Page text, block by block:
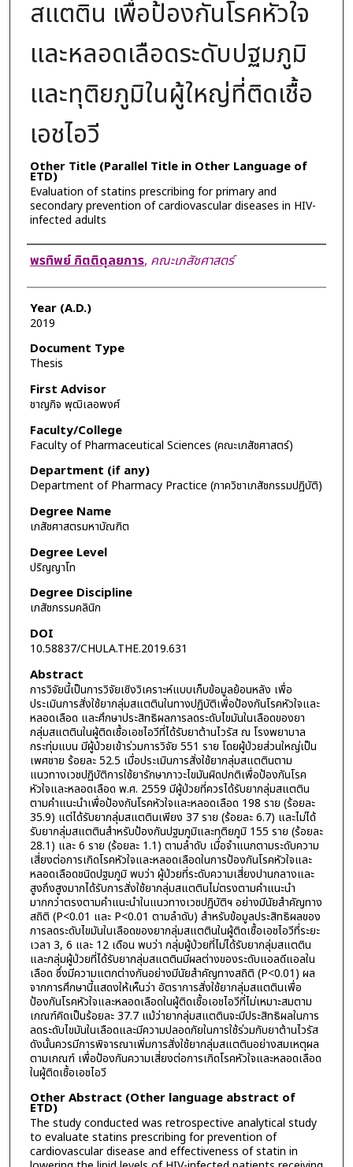
สแตติน เพื่อป้องกันโรคหัวใจ
และหลอดเลือดระดับปฐมภูมิ
และทุติยภูมิในผู้ใหญ่ที่ติดเชื้อ
เอชไอวี
Other Title (Parallel Title in Other Language of
ETD)
Evaluation of statins prescribing for primary and
secondary prevention of cardiovascular diseases in HIV-
infected adults
Author
พรทิพย์ กิตติดุลยการ, คณะเภสัชศาสตร์
Year (A.D.)
2019
Document Type
Thesis
First Advisor
ชาญกิจ พุฒิเลอพงศ์
Faculty/College
Faculty of Pharmaceutical Sciences (คณะเภสัชศาสตร์)
Department (if any)
Department of Pharmacy Practice (ภาควิชาเภสัชกรรมปฏิบัติ)
Degree Name
เภสัชศาสตรมหาบัณฑิต
Degree Level
ปริญญาโท
Degree Discipline
เภสัชกรรมคลินิก
DOI
10.58837/CHULA.THE.2019.631
Abstract
การวิจัยนี้เป็นการวิจัยเชิงวิเคราะห์แบบเก็บข้อมูลย้อนหลัง เพื่อ
ประเมินการสั่งใช้ยากลุ่มสแตตินในทางปฏิบัติเพื่อป้องกันโรคหัวใจและ
หลอดเลือด และศึกษาประสิทธิผลการลดระดับไขมันในเลือดของยา
กลุ่มสแตตินในผู้ติดเชื้อเอชไอวีที่ได้รับยาต้านไวรัส ณ โรงพยาบาล
กระทุ่มแบน มีผู้ป่วยเข้าร่วมการวิจัย 551 ราย โดยผู้ป่วยส่วนใหญ่เป็น
เพศชาย ร้อยละ 52.5 เมื่อประเมินการสั่งใช้ยากลุ่มสแตตินตาม
แนวทางเวชปฏิบัติการใช้ยารักษาภาวะไขมันผิดปกติเพื่อป้องกันโรค
หัวใจและหลอดเลือด พ.ศ. 2559 มีผู้ป่วยที่ควรได้รับยากลุ่มสแตติน
ตามคำแนะนำเพื่อป้องกันโรคหัวใจและหลอดเลือด 198 ราย (ร้อยละ
35.9) แต่ได้รับยากลุ่มสแตตินเพียง 37 ราย (ร้อยละ 6.7) และไม่ได้
รับยากลุ่มสแตตินสำหรับป้องกันปฐมภูมิและทุติยภูมิ 155 ราย (ร้อยละ
28.1) และ 6 ราย (ร้อยละ 1.1) ตามลำดับ เมื่อจำแนกตามระดับความ
เสี่ยงต่อการเกิดโรคหัวใจและหลอดเลือดในการป้องกันโรคหัวใจและ
หลอดเลือดชนิดปฐมภูมิ พบว่า ผู้ป่วยที่ระดับความเสี่ยงปานกลางและ
สูงถึงสูงมากได้รับการสั่งใช้ยากลุ่มสแตตินไม่ตรงตามคำแนะนำ
มากกว่าตรงตามคำแนะนำในแนวทางเวชปฏิบัติฯ อย่างมีนัยสำคัญทาง
สถิติ (P<0.01 และ P<0.01 ตามลำดับ) สำหรับข้อมูลประสิทธิผลของ
การลดระดับไขมันในเลือดของยากลุ่มสแตตินในผู้ติดเชื้อเอชไอวีที่ระยะ
เวลา 3, 6 และ 12 เดือน พบว่า กลุ่มผู้ป่วยที่ไม่ได้รับยากลุ่มสแตติน
และกลุ่มผู้ป่วยที่ได้รับยากลุ่มสแตตินมีผลต่างของระดับแอลดีแอลใน
เลือด ซึ่งมีความแตกต่างกันอย่างมีนัยสำคัญทางสถิติ (P<0.01) ผล
จากการศึกษานี้แสดงให้เห็นว่า อัตราการสั่งใช้ยากลุ่มสแตตินเพื่อ
ป้องกันโรคหัวใจและหลอดเลือดในผู้ติดเชื้อเอชไอวีที่ไม่เหมาะสมตาม
เกณฑ์คิดเป็นร้อยละ 37.7 แม้ว่ายากลุ่มสแตตินจะมีประสิทธิผลในการ
ลดระดับไขมันในเลือดและมีความปลอดภัยในการใช้ร่วมกับยาต้านไวรัส
ดังนั้นควรมีการพิจารณาเพิ่มการสั่งใช้ยากลุ่มสแตตินอย่างสมเหตุผล
ตามเกณฑ์ เพื่อป้องกันความเสี่ยงต่อการเกิดโรคหัวใจและหลอดเลือด
ในผู้ติดเชื้อเอชไอวี
Other Abstract (Other language abstract of
ETD)
The study conducted was retrospective analytical study
to evaluate statins prescribing for prevention of
cardiovascular disease and effectiveness of statin in